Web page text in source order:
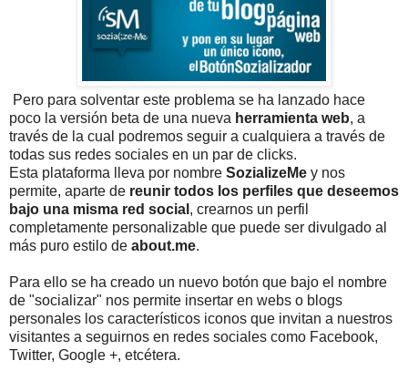
Pero para solventar este problema se ha lanzado hace
poco la versión beta de una nueva herramienta web, a
través de la cual podremos seguir a cualquiera a través de
todas sus redes sociales en un par de clicks.
Esta plataforma lleva por nombre SozializeMe y nos
permite, aparte de reunir todos los perfiles que deseemos
bajo una misma red social , crearnos un perfil
completamente personalizable que puede ser divulgado al
más puro estilo de about.me.
Para ello se ha creado un nuevo botón que bajo el nombre
de "socializar" nos permite insertar en webs o blogs
personales los característicos iconos que invitan a nuestros
visitantes a seguirnos en redes sociales como Facebook,
Twitter, Google +, etcétera.